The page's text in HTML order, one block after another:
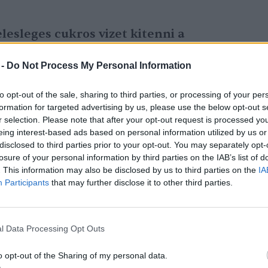
Do Not Process My Personal Information
opt-out of the sale, sharing to third parties, or processing of your
for targeted advertising by us, please use the below opt-out
selection. Please note that after your opt-out request is processed
interest-based ads based on personal information utilized by us
to third parties prior to your opt-out. You may separately
of your personal information by third parties on the IAB’s list of
This information may also be disclosed by us to third parties on the
Participants that may further disclose it to other third parties.
Data Processing Opt Outs
opt-out of the Sharing of my personal data.
cukros vizet kitenni a
és virágport fogyasztanak a
inkább ültessünk növényeket”
Hozzátette: Tavasszal a méheknek
cukros vizet pedig meg sem találja a
tápláléklelőhelyet.
2019/04/22/oriasi-butasag-terjed-